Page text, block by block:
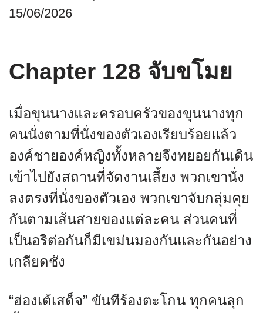
15/06/2026
Chapter 128 จับขโมย
เมื่อขุนนางและครอบครัวของขุนนางทุก
คนนั่งตามที่นั่งของตัวเองเรียบร้อยแล้ว
องค์ชายองค์หญิงทั้งหลายจึงทยอยกันเดิน
เข้าไปยังสถานที่จัดงานเลี้ยง พวกเขานั่ง
ลงตรงที่นั่งของตัวเอง พวกเขาจับกลุ่มคุย
กันตามเส้นสายของแต่ละคน ส่วนคนที่
เป็นอริต่อกันก็มีเขม่นมองกันและกันอย่าง
เกลียดชัง
“ฮ่องเต้เสด็จ” ขันทีร้องตะโกน ทุกคนลุก